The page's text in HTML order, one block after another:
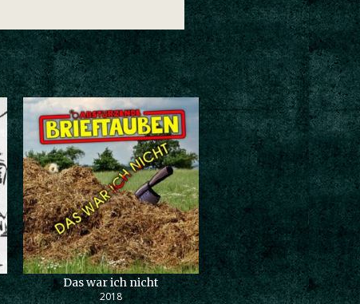
Das war ich nicht
2018